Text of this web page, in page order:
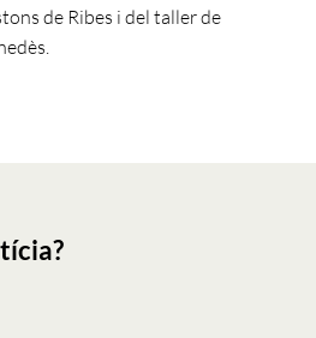
de Ribes i del taller de